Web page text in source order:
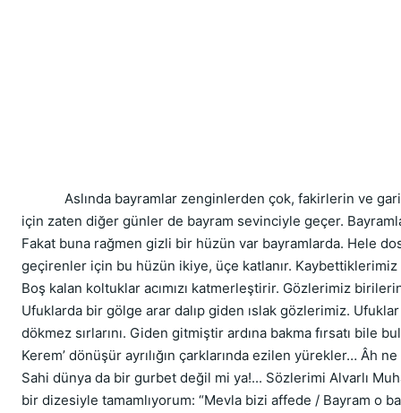
Aslında bayramlar zenginlerden çok, fakirlerin ve
için zaten diğer günler de bayram sevinciyle geçer.
Fakat buna rağmen gizli bir hüzün var bayramlarda. Hele
geçirenler için bu hüzün ikiye, üçe katlanır.
Boş kalan koltuklar acımızı katmerleştirir. Gözlerimiz
Ufuklarda bir gölge arar dalıp giden ıslak gözlerimiz. Ufuklar
dökmez sırlarını. Giden gitmiştir ardına bakma fırsatı bile
Kerem’ dönüşür ayrılığın çarklarında ezilen yürekler… Âh
Sahi dünya da bir gurbet değil mi ya!... Sözlerimi Alvarlı
bir dizesiyle tamamlıyorum: “Mevla bizi affede / Bayram o